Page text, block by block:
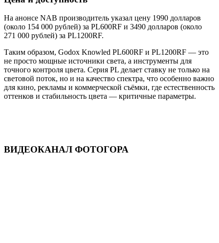
На анонсе NAB производитель указал цену 1990 долларов
(около 154 000 рублей) за PL600RF и 3490 долларов (около
271 000 рублей) за PL1200RF.
Таким образом, Godox Knowled PL600RF и PL1200RF — это
не просто мощные источники света, а инструменты для
точного контроля цвета. Серия PL делает ставку не только на
световой поток, но и на качество спектра, что особенно важно
для кино, рекламы и коммерческой съёмки, где естественность
оттенков и стабильность цвета — критичные параметры.
ВИДЕОКАНАЛ ФОТОГОРА